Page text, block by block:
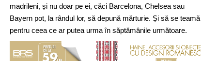
madrileni, și nu doar pe ei, căci Barcelona, Chelsea sau
Bayern pot, la rândul lor, să depună mărturie. Și să se teamă
pentru ceea ce ar putea urma în săptămânile următoare.